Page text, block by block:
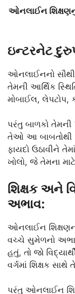
ઓનલાઈન
ઇન્ટરનેટ
ઓનલાઈનનો સૌથી
તેમની આર્થિક
મોબાઈલ,
પરંતુ બાળકો તેમની
તેઓ આ બાબતોથી
ફાયદો ઉઠાવીને
ખોલો, જે તેમના
શિક્ષક અને
અભાવ:
ઓનલાઈન
વચ્ચે સુમેળનો
હતું, તો જો
વર્ગમાં શિક્ષક સાથે
પરંતુ ઓનલાઈન